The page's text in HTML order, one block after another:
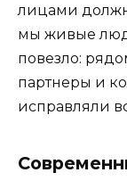
лицами
мы живые
повезло:
партнеры и
исправляли